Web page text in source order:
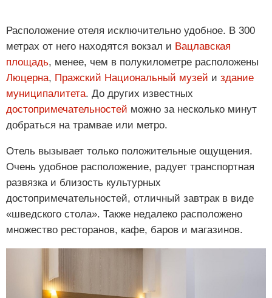
Расположение отеля исключительно удобное. В 300
метрах от него находятся вокзал и Вацлавская
площадь, менее, чем в полукилометре расположены
Люцерна, Пражский Национальный музей и здание
муниципалитета. До других известных
достопримечательностей можно за несколько минут
добраться на трамвае или метро.
Отель вызывает только положительные ощущения.
Очень удобное расположение, радует транспортная
развязка и близость культурных
достопримечательностей, отличный завтрак в виде
«шведского стола». Также недалеко расположено
множество ресторанов, кафе, баров и магазинов.